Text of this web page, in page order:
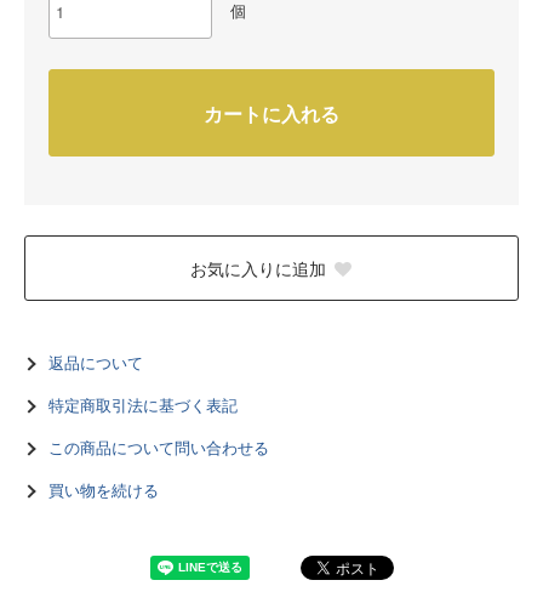
個
カートに入れる
お気に入りに追加
返品について
特定商取引法に基づく表記
この商品について問い合わせる
買い物を続ける